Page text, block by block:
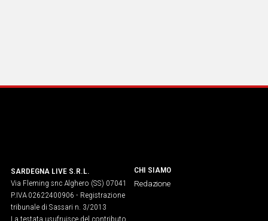
SARDEGNA LIVE S.R.L.
Via Fleming snc Alghero (SS) 07041
P.IVA 02622400906 - Registrazione
tribunale di Sassari n. 3/2013
La testata usufruisce del contributo
CHI SIAMO
Redazione